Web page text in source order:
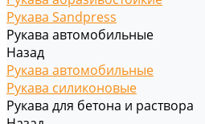
Рукава Sandpress
Рукава автомобильные
Назад
Рукава автомобильные
Рукава силиконовые
Рукава для бетона и раствора